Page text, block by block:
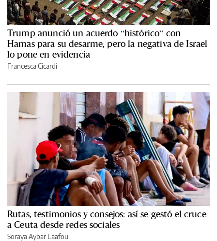
Trump anunció un acuerdo “histórico” con
Hamas para su desarme, pero la negativa de Israel
lo pone en evidencia
Francesca Cicardi
Rutas, testimonios y consejos: así se gestó el cruce
a Ceuta desde redes sociales
Soraya Aybar Laafou